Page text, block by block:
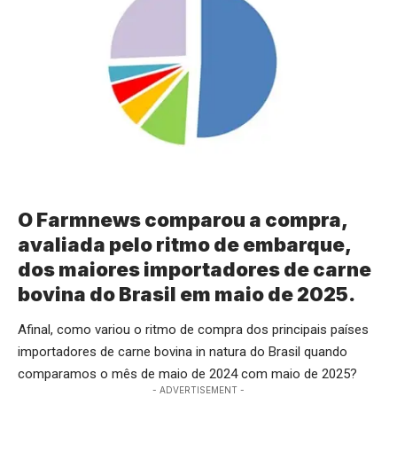
O Farmnews comparou a compra,
avaliada pelo ritmo de embarque,
dos maiores importadores de carne
bovina do Brasil em maio de 2025.
Afinal, como variou o ritmo de compra dos principais países
importadores de carne bovina in natura do Brasil quando
comparamos o mês de maio de 2024 com maio de 2025?
- ADVERTISEMENT -